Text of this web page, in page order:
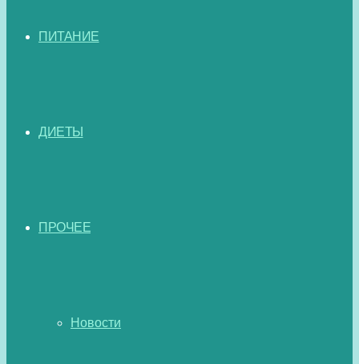
ПИТАНИЕ
ДИЕТЫ
ПРОЧЕЕ
Новости